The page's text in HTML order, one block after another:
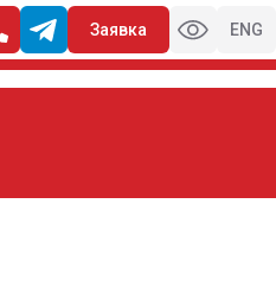
Заявка ENG